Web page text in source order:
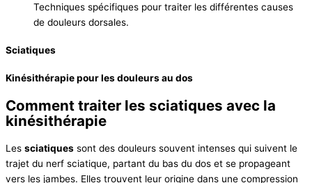
Techniques spécifiques pour traiter les différentes causes
de douleurs dorsales.
Sciatiques
Kinésithérapie pour les douleurs au dos
Comment traiter les sciatiques avec la
kinésithérapie
Les sciatiques sont des douleurs souvent intenses qui suivent le
trajet du nerf sciatique, partant du bas du dos et se propageant
vers les jambes. Elles trouvent leur origine dans une compression